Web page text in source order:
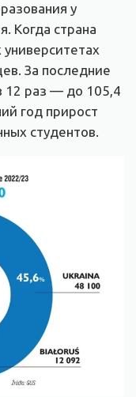
у
Когда страна
университетах
За последние
12 раз — до 105,4
год прирост
студентов.